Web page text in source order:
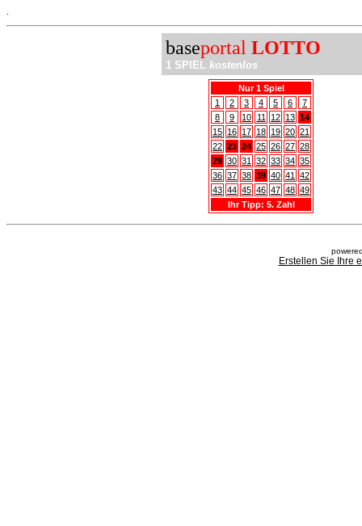
baseportal LOTTO
1 SPIEL kostenlos
Nur 1 Spiel
1
2 3 4 5 6
7
8
9 10 11 12 13 14
15 16 17 18 19 20 21
22 23 24 25 26 27 28
29 30 31 32 33 34 35
36 37 38 39 40 41
42
43 44 45 46 47 48 49
Ihr Tipp: 5. Zahl
Erstellen Sie Ihre